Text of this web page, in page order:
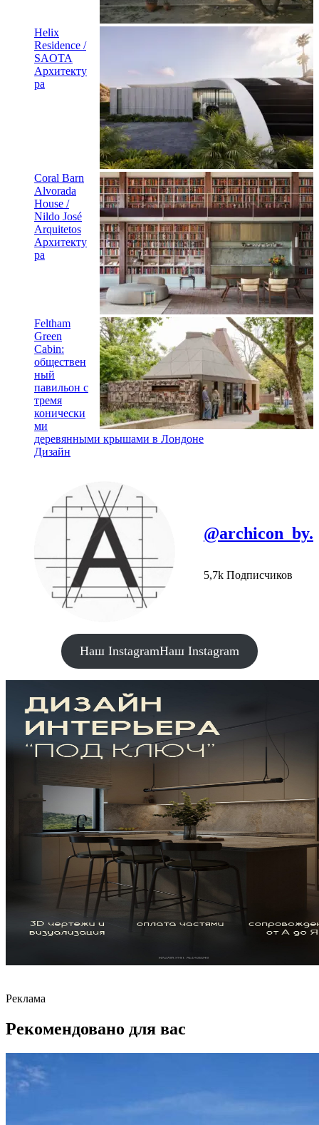
Helix
Residence /
SAOTA
Архитекту
ра
Coral Barn
Alvorada
House /
Nildo José
Arquitetos
Архитекту
ра
Feltham
Green
Cabin:
обществен
ный
павильон с
тремя
конически
ми
деревянными крышами в Лондоне
Дизайн
@archicon_by.
5,7k Подписчиков
Наш InstagramНаш Instagram
Реклама
Рекомендовано для вас